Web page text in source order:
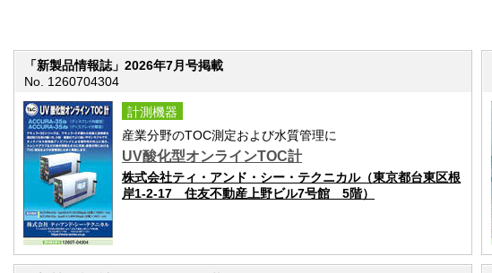
「新製品情報誌」2026年7月号掲載
No. 1260704304
計測機器
産業分野のTOC測定および水質管理に
UV酸化型オンラインTOC計
株式会社ティ・アンド・シー・テクニカル（東京都台東区根
岸1-2-17 住友不動産上野ビル7号館 5階）